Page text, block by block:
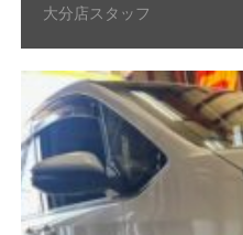
大分店スタッフ